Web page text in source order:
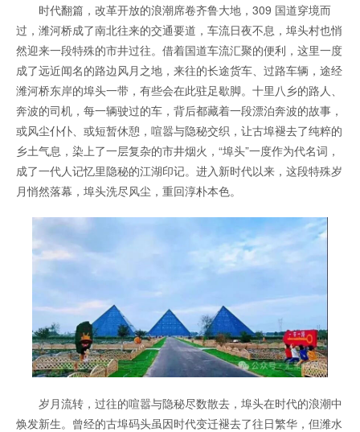
时代翻篇，改革开放的浪潮席卷齐鲁大地，309 国道穿境而
过，潍河桥成了南北往来的交通要道，车流日夜不息，埠头村也悄
然迎来一段特殊的市井过往。借着国道车流汇聚的便利，这里一度
成了远近闻名的路边风月之地，来往的长途货车、过路车辆，途经
潍河桥东岸的埠头一带，有些会在此驻足歇脚。十里八乡的路人、
奔波的司机，每一辆驶过的车，背后都藏着一段漂泊奔波的故事，
或风尘仆仆、或短暂休憩，喧嚣与隐秘交织，让古埠褪去了纯粹的
乡土气息，染上了一层复杂的市井烟火，“埠头”一度作为代名词，
成了一代人记忆里隐秘的江湖印记。进入新时代以来，这段特殊岁
月悄然落幕，埠头洗尽风尘，重回淳朴本色。
岁月流转，过往的喧嚣与隐秘尽数散去，埠头在时代的浪潮中
焕发新生。曾经的古埠码头虽因时代变迁褪去了往日繁华，但潍水